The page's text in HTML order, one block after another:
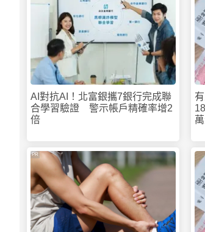
AI對抗AI！北富銀攜7銀行完成聯
合學習驗證 警示帳戶精確率增2
倍
PR